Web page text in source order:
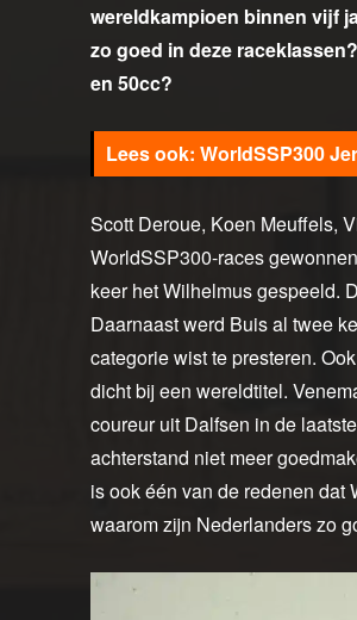
wereldkampioen binnen vijf
zo goed in deze
en 50cc?
WorldSSP300
Scott Deroue, Koen Meuffels,
WorldSSP300-races
keer het Wilhelmus gespeeld.
Daarnaast werd Buis al twee
categorie wist te presteren.
dicht bij een wereldtitel.
coureur uit Dalfsen in de
achterstand niet meer
is ook één van de redenen dat
waarom zijn Nederlanders zo